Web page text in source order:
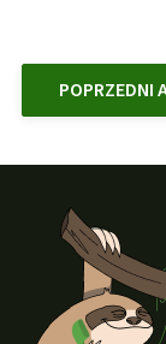
POPRZEDNI
S